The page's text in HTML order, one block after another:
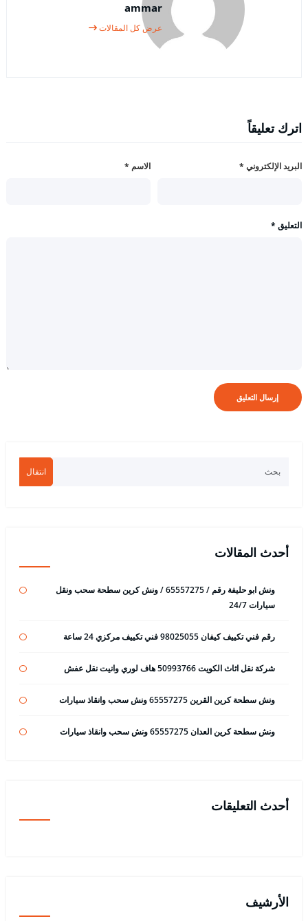
ammar
عرض كل المقالات
اترك تعليقاً
الاسم * البريد الإلكتروني *
التعليق *
انتقال
أحدث المقالات
ونش ابو حليفة رقم / 65557275 / ونش كرين سطحة سحب ونقل
سيارات 24/7
رقم فني تكييف كيفان 98025055 فني تكييف مركزي 24 ساعة
شركة نقل اثاث الكويت 50993766 هاف لوري وانيت نقل عفش
ونش سطحة كرين القرين 65557275 ونش سحب وانقاذ سيارات
ونش سطحة كرين العدان 65557275 ونش سحب وانقاذ سيارات
أحدث التعليقات
الأرشيف